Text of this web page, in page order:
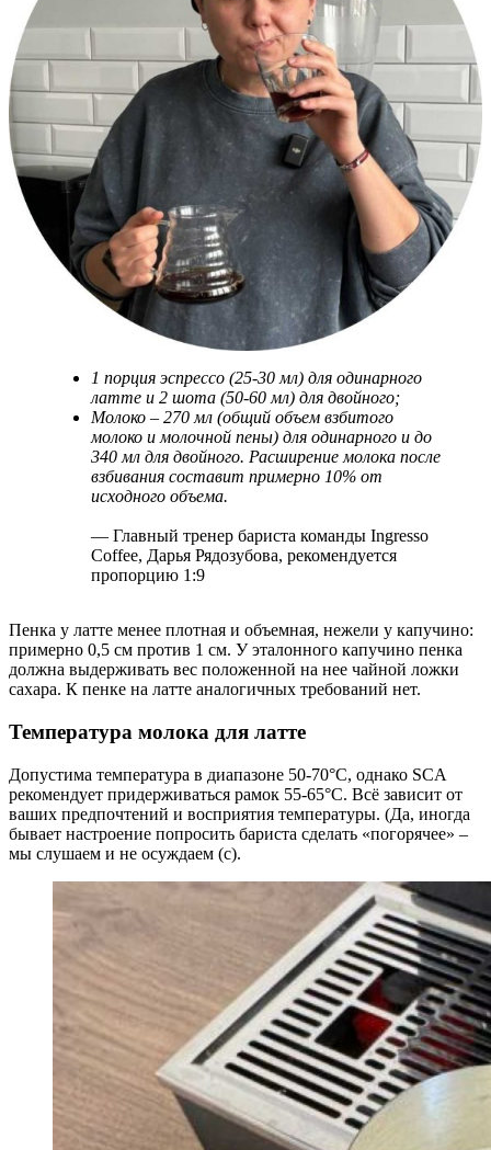
1 порция эспрессо (25-30 мл) для одинарного
латте и 2 шота (50-60 мл) для двойного;
Молоко – 270 мл (общий объем взбитого
молоко и молочной пены) для одинарного и до
340 мл для двойного. Расширение молока после
взбивания составит примерно 10% от
исходного объема.
— Главный тренер бариста команды Ingresso
Coffee, Дарья Рядозубова, рекомендуется
пропорцию 1:9
Пенка у латте менее плотная и объемная, нежели у капучино:
примерно 0,5 см против 1 см. У эталонного капучино пенка
должна выдерживать вес положенной на нее чайной ложки
сахара. К пенке на латте аналогичных требований нет.
Температура молока для латте
Допустима температура в диапазоне 50-70°C, однако SCA
рекомендует придерживаться рамок 55-65°C. Всё зависит от
ваших предпочтений и восприятия температуры. (Да, иногда
бывает настроение попросить бариста сделать «погорячее» –
мы слушаем и не осуждаем (с).